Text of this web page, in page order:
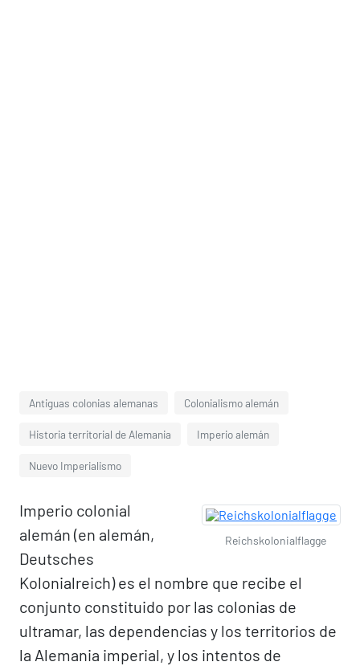
Antiguas colonias alemanas Colonialismo alemán
Historia territorial de Alemania Imperio alemán
Nuevo Imperialismo
Reichskolonialflagge
Imperio colonial
alemán (en alemán,
Deutsches
Kolonialreich) es el nombre que recibe el
conjunto constituido por las colonias de
ultramar, las dependencias y los territorios de
la Alemania imperial, y los intentos de